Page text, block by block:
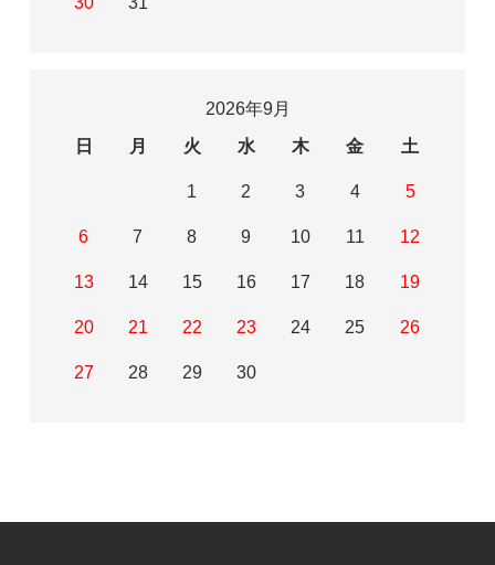
2026年9月
日
月 火 水 木 金 土
1 2 3 4 5
6 7 8 9 10 11 12
13 14 15 16 17 18 19
20 21 22 23 24 25 26
27 28 29 30